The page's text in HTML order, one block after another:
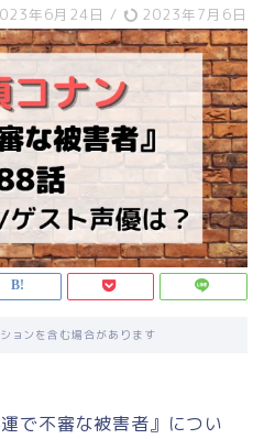
年6月24日 / 2023年7月6日
ョンを含む場合があります
で不審な被害者』につい